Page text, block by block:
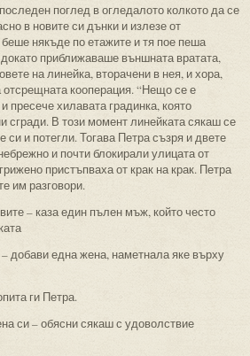
поглед в огледалото колкото да се
в новите си дънки и излезе от
някъде по етажите и тя пое пеша
приближаваше външната вратата,
на линейка, вторачени в нея, и хора,
кооперация. “Нещо се е
пресече хилавата градинка, която
В този момент линейката сякаш се
си и потегли. Тогава Петра съзря и двете
и почти блокирали улицата от
пристъпваха от крак на крак. Петра
им разговори.
– каза един пълен мъж, който често
добави една жена, наметнала яке върху
ги Петра.
си – обясни сякаш с удоволствие